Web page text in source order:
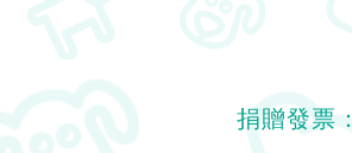
捐贈發票：